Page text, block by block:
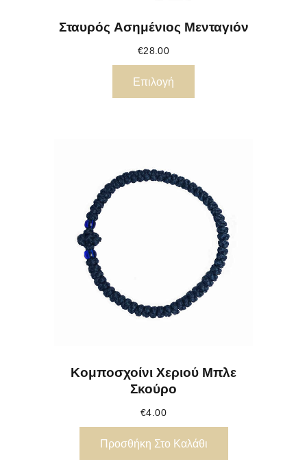
Σταυρός Ασημένιος Μενταγιόν
€28.00
Επιλογή
Κομποσχοίνι Χεριού Μπλε
Σκούρο
€4.00
Προσθήκη Στο Καλάθι